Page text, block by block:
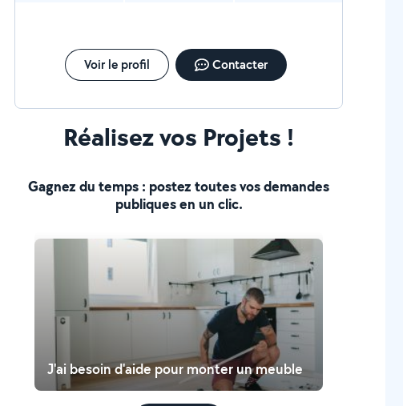
Voir le profil Contacter
Réalisez vos Projets !
Gagnez du temps : postez toutes vos demandes
publiques en un clic.
J'ai besoin d'aide pour monter un meuble